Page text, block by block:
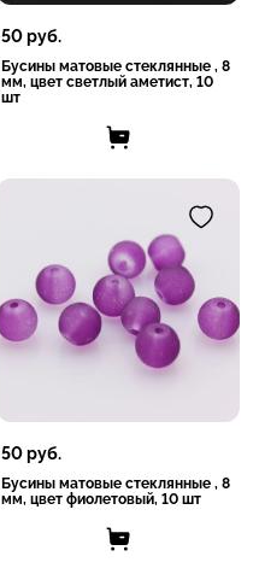
50руб.
Бусины матовые стеклянные , 8
мм, цвет светлый аметист, 10
шт
50руб.
Бусины матовые стеклянные , 8
мм, цвет фиолетовый, 10 шт